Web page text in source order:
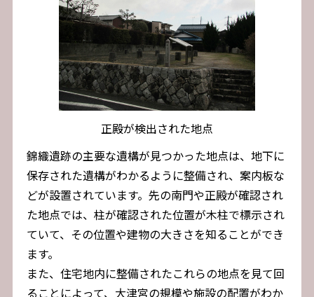
正殿が検出された地点
錦織遺跡の主要な遺構が見つかった地点は、地下に
保存された遺構がわかるように整備され、案内板な
どが設置されています。先の南門や正殿が確認され
た地点では、柱が確認された位置が木柱で標示され
ていて、その位置や建物の大きさを知ることができ
ます。
また、住宅地内に整備されたこれらの地点を見て回
ることによって、大津宮の規模や施設の配置がわか